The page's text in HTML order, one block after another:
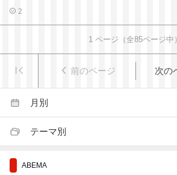
2
1ページ（全85ページ中）
前のページ 次の
月別
テーマ別
ABEMA